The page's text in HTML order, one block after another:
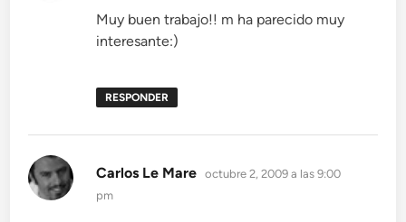
Muy buen trabajo!! m ha parecido muy
interesante:)
RESPONDER
Carlos Le Mare dice:
octubre 2, 2009 a las 9:00
pm